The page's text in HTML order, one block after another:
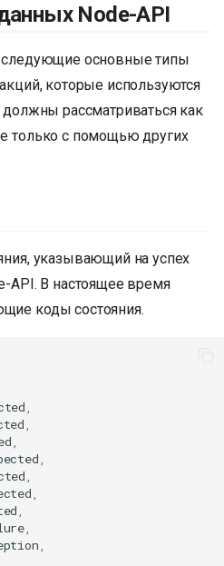
Node-API
следующие основные типы
которые используются
рассматриваться как
только с помощью других
указывающий на успех
API. В настоящее время
коды состояния.